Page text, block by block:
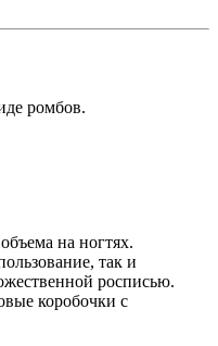
ромбов.
на ногтях.
так и
росписью.
коробочки с